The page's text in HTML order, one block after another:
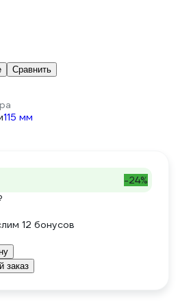
Сравнить
115 мм
-24%
12 бонусов
заказ